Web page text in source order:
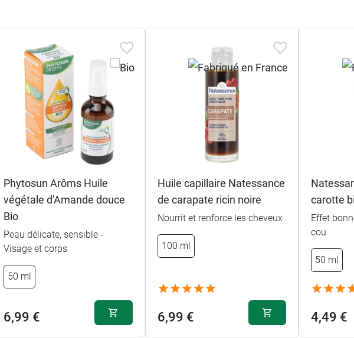
Phytosun Arôms Huile
végétale d'Amande douce
Bio
Peau délicate, sensible -
Visage et corps
50 ml
6,99 €
Huile capillaire Natessance
de carapate ricin noire
Nourrit et renforce les cheveux
100 ml
6,99 €
carotte
Effet
cou
50 ml
4,49 €